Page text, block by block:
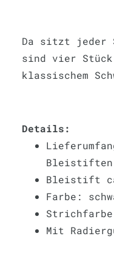
Da sitzt jeder
sind vier
klassischem
Details:
Bleistiften
Bleistift
Farbe:
Mit